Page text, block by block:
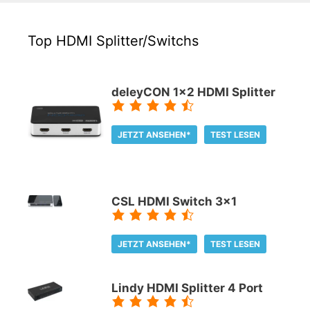
Top HDMI Splitter/Switchs
deleyCON 1x2 HDMI Splitter
JETZT ANSEHEN* TEST LESEN
CSL HDMI Switch 3x1
JETZT ANSEHEN* TEST LESEN
Lindy HDMI Splitter 4 Port